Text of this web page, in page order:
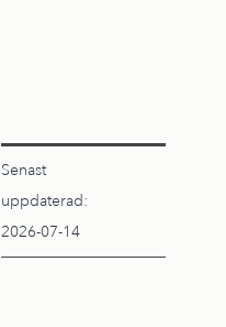
Senast
uppdaterad:
2026-07-14